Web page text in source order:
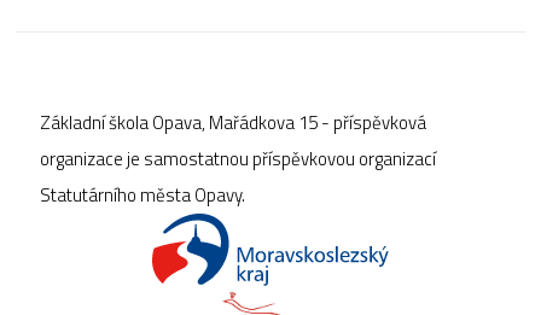
Základní škola Opava, Mařádkova 15 - příspěvková
organizace je samostatnou příspěvkovou organizací
Statutárního města Opavy.